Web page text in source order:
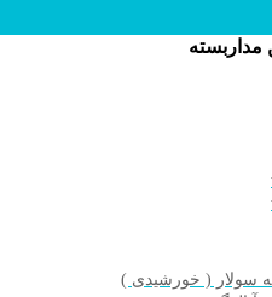
مداربسته
سولار ( خورشیدی )